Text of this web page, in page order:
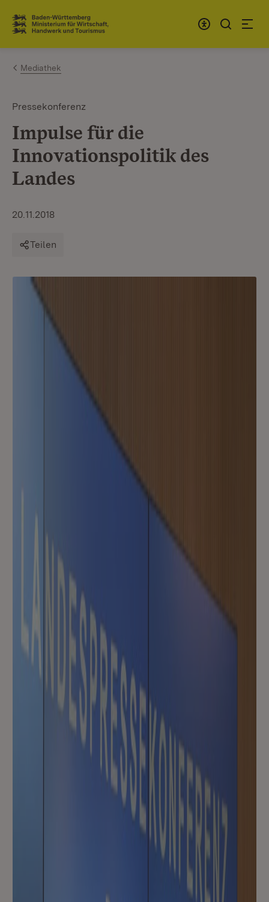
Zum Inhalt springen
Link zur Startseite
Mediathek
Pressekonferenz
Impulse für die
Innovationspolitik des
Landes
20.11.2018
Teilen